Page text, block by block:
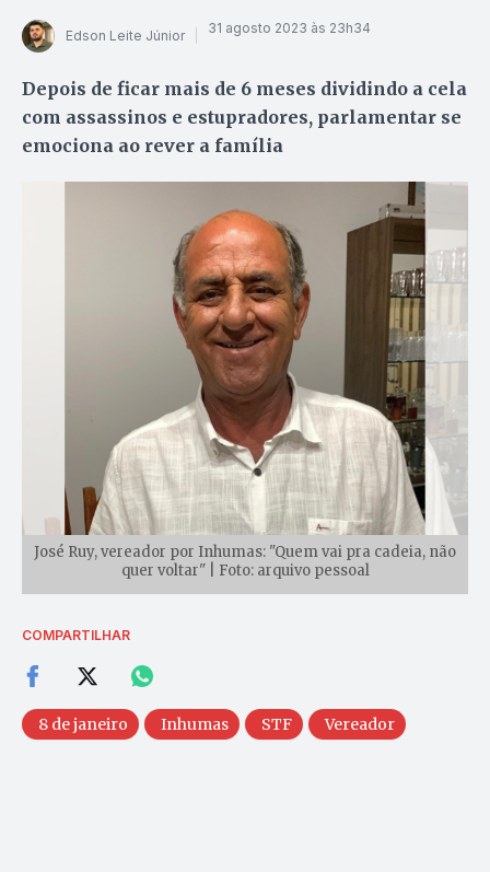
Edson Leite Júnior 31 agosto 2023 às 23h34
Depois de ficar mais de 6 meses dividindo a cela
com assassinos e estupradores, parlamentar se
emociona ao rever a família
José Ruy, vereador por Inhumas: "Quem vai pra cadeia, não
quer voltar" | Foto: arquivo pessoal
COMPARTILHAR
8 de janeiro Inhumas STF Vereador